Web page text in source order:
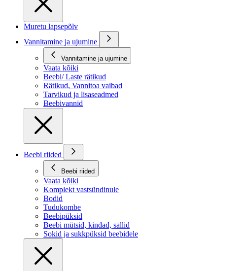
Muretu lapsepõlv
Vannitamine ja ujumine
Vannitamine ja ujumine
Vaata kõiki
Beebi/ Laste rätikud
Rätikud, Vannitoa vaibad
Tarvikud ja lisaseadmed
Beebivannid
Beebi riided
Beebi riided
Vaata kõiki
Komplekt vastsündinule
Bodid
Tudukombe
Beebipüksid
Beebi mütsid, kindad, sallid
Sokid ja sukkpüksid beebidele